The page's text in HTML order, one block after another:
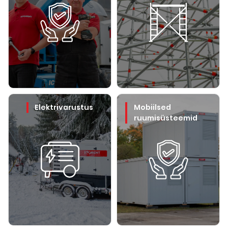
Elektrivarustus
Mobiilsed
ruumisüsteemid